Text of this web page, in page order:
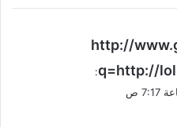
http://
q=http://
: